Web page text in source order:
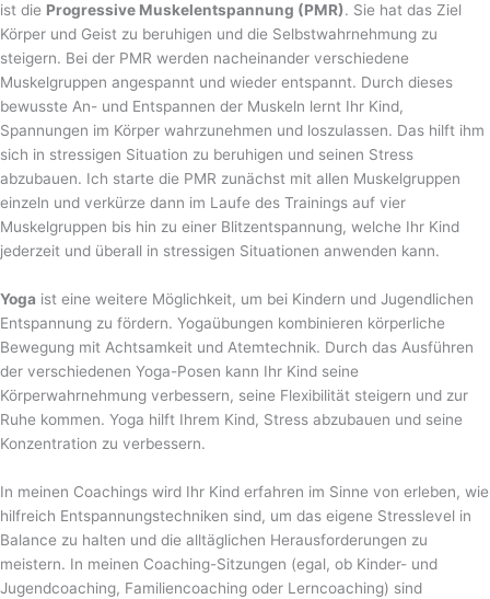
ist die Progressive Muskelentspannung (PMR). Sie hat das Ziel
Körper und Geist zu beruhigen und die Selbstwahrnehmung zu
steigern. Bei der PMR werden nacheinander verschiedene
Muskelgruppen angespannt und wieder entspannt. Durch dieses
bewusste An- und Entspannen der Muskeln lernt Ihr Kind,
Spannungen im Körper wahrzunehmen und loszulassen. Das hilft ihm
sich in stressigen Situation zu beruhigen und seinen Stress
abzubauen. Ich starte die PMR zunächst mit allen Muskelgruppen
einzeln und verkürze dann im Laufe des Trainings auf vier
Muskelgruppen bis hin zu einer Blitzentspannung, welche Ihr Kind
jederzeit und überall in stressigen Situationen anwenden kann.
Yoga ist eine weitere Möglichkeit, um bei Kindern und Jugendlichen
Entspannung zu fördern. Yogaübungen kombinieren körperliche
Bewegung mit Achtsamkeit und Atemtechnik. Durch das Ausführen
der verschiedenen Yoga-Posen kann Ihr Kind seine
Körperwahrnehmung verbessern, seine Flexibilität steigern und zur
Ruhe kommen. Yoga hilft Ihrem Kind, Stress abzubauen und seine
Konzentration zu verbessern.
In meinen Coachings wird Ihr Kind erfahren im Sinne von erleben, wie
hilfreich Entspannungstechniken sind, um das eigene Stresslevel in
Balance zu halten und die alltäglichen Herausforderungen zu
meistern. In meinen Coaching-Sitzungen (egal, ob Kinder- und
Jugendcoaching, Familiencoaching oder Lerncoaching) sind